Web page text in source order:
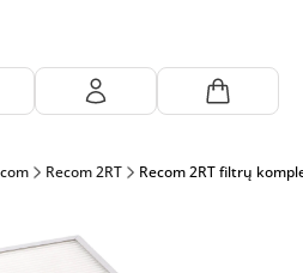
Recom 2RT Recom 2RT filtrų